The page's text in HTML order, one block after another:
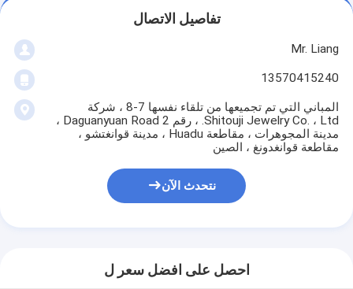
تفاصيل الاتصال
Mr. Liang
13570415240
المباني التي تم تجميعها من تلقاء نفسها 7-8 ، شركة
Shitouji Jewelry Co. ، Ltd. ، رقم 2 Daguanyuan Road ،
مدينة المجوهرات ، مقاطعة Huadu ، مدينة قوانغتشو ،
مقاطعة قوانغدونغ ، الصين
نتحدث الآن
احصل على افضل سعر ل